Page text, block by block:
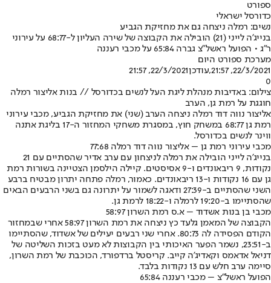
ספורט
כדורסל ישראלי
נשים: רמלה ניצחה גם את מחזיקת הגביע
בנייג'ה לייני (21) הובילה את הקבוצה של שירה העליון ל-68:77 על עירוני
ר"ג • הפועל ראשל"צ גברה 65:84 על מכבי רעננה
מערכת ספורט היום
22/3/2021, 21:57
,עודכן22/3/2021, 21:57
0
צילום: באדיבות מנהלת ליגת העל לנשים בכדורסל // בנות אליצור רמלה
חוגגת על רמת גן, הערב
אליצור נווה דוד רמלה ניצחה הערב (שני) את מחזיקת הגביע, מכבי עירוני
רמת גן 68:77 במשחק חוץ, במסגרת משחקי המחזור ה-17 בליגת אתנה
ווינר לנשים בכדורסל.
מכבי עירוני רמת גן – אליצור נווה דוד רמלה 77:68
בנייג'ה לייני הובילה את רמלה לניצחון עם ערב אדיר שהסתיים עם 21
נקודות, 9 ריבאונדים ו-9 אסיסטים. קיילה הילסמן הצטיינה בשורות רמת
גן עם 16 נקודות ו-13 ריבאונדים. כאמור, רמלה פתחה יתרון מבטיח ברבע
השני שהסתיים ב-27:39 ודאגה לשמור על יתרונה גם בשני הרבעים הבאים
שהסתיימו ב-19:20 לרמלה ו-18:22 לרמת גן.
מכבי בן בנות אשדוד – א.ס רמת השרון 58:97
הקבוצה של המאמן גלעד כץ ניצחה את רמת השרון 58:97 אחרי שבמחזור
הקודם הפסידה לה 80:73. אחרי שני רבעים יעילים של אשדוד, שהסתיימו
ב-23:51, נשמר הפער האיכותי בין הקבוצות לא מעט בזכות השליטה של
דניאל אדאמס וקאדיג'ה קייב. קריסטל ברדפורד, הכוכבת של רמת השרון,
סיימה ערב חלש עם 13 נקודות בלבד.
הפועל ראשל"צ – מכבי רעננה 65:84